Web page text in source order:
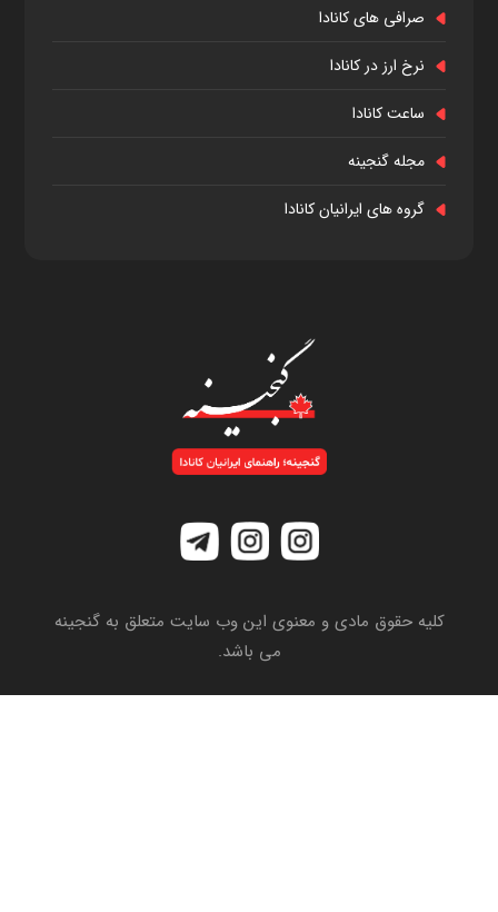
صرافی های کانادا
نرخ ارز در کانادا
ساعت کانادا
مجله گنجینه
گروه های ایرانیان کانادا
کلیه حقوق مادی و معنوی این وب سایت متعلق به گنجینه
می باشد.